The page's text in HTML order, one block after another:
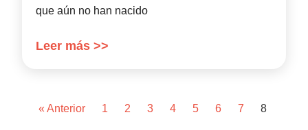
que aún no han nacido
Leer más >>
« Anterior 1 2 3 4 5 6 7 8